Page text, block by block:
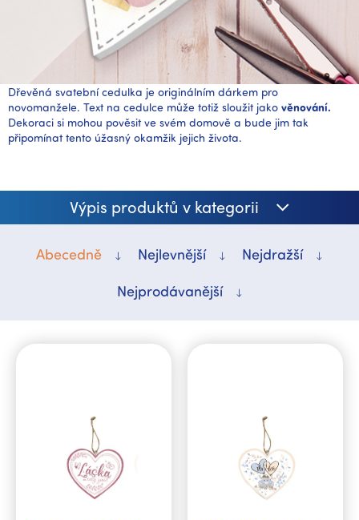
Dřevěná svatební cedulka je originálním dárkem pro
novomanžele. Text na cedulce může totiž sloužit jako věnování.
Dekoraci si mohou pověsit ve svém domově a bude jim tak
připomínat tento úžasný okamžik jejich života.
Výpis produktů v kategorii
Abecedně Nejlevnější
Nejdražší
Nejprodávanější